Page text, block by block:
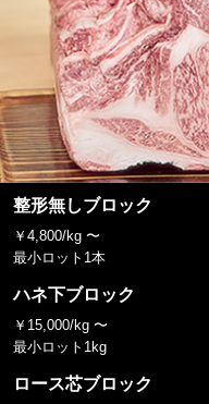
整形無しブロック
￥4,800/kg 〜
最小ロット1本
ハネ下ブロック
￥15,000/kg 〜
最小ロット1kg
ロース芯ブロック